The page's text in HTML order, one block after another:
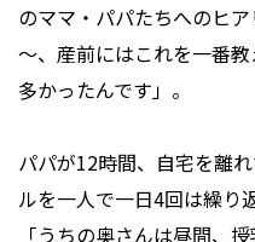
のママ・パパたちへのヒ
～、産前にはこれを一番
多かったんです」。
パパが12時間、自宅を離
ルを一人で一日4回は繰り
「うちの奥さんは昼間、